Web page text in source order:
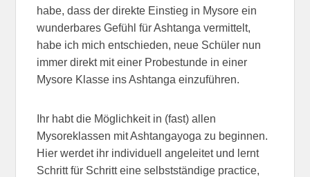
habe, dass der direkte Einstieg in Mysore ein
wunderbares Gefühl für Ashtanga vermittelt,
habe ich mich entschieden, neue Schüler nun
immer direkt mit einer Probestunde in einer
Mysore Klasse ins Ashtanga einzuführen.
Ihr habt die Möglichkeit in (fast) allen
Mysoreklassen mit Ashtangayoga zu beginnen.
Hier werdet ihr individuell angeleitet und lernt
Schritt für Schritt eine selbstständige practice,